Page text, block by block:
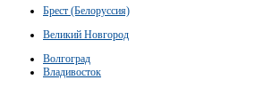
Брест (Белоруссия)
Великий Новгород
Волгоград
Владивосток